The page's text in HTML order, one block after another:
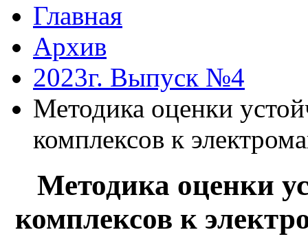
Главная
Архив
2023г. Выпуск №4
Методика оценки
комплексов к
Методика оценки
комплексов к